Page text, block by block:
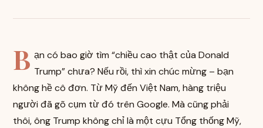
B ạn có bao giờ tìm “chiều cao thật của Donald
Trump” chưa? Nếu rồi, thì xin chúc mừng – bạn
không hề cô đơn. Từ Mỹ đến Việt Nam, hàng triệu
người đã gõ cụm từ đó trên Google. Mà cũng phải
thôi, ông Trump không chỉ là một cựu Tổng thống Mỹ,